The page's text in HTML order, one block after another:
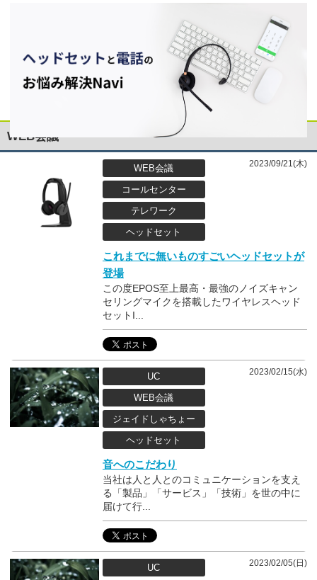
WEB会議
2023/09/21(木)
WEB会議
コールセンター
テレワーク
ヘッドセット
これまでに無いものすごいヘッドセットが
登場
この度EPOS至上最高・最強のノイズキャン
セリングマイクを搭載したワイヤレスヘッド
セットI...
2023/02/15(水)
UC
WEB会議
ジェイドしゃちょー
ヘッドセット
音へのこだわり
当社は人と人とのコミュニケーションを支え
る「製品」「サービス」「技術」を世の中に
届けて行...
2023/02/05(日)
UC